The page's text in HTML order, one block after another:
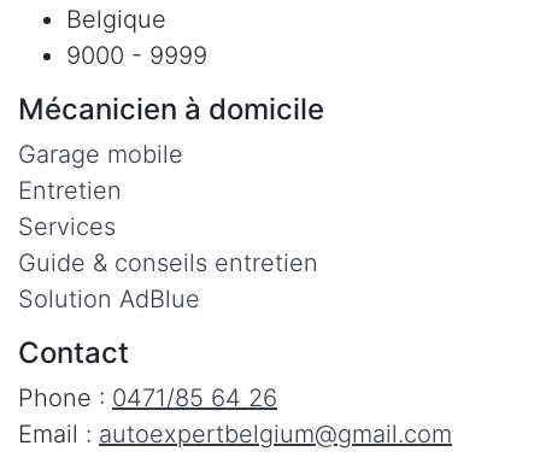
Belgique
9000 - 9999
Mécanicien à domicile
Garage mobile
Entretien
Services
Guide & conseils entretien
Solution AdBlue
Contact
Phone : 0471/85 64 26
Email : autoexpertbelgium@gmail.com